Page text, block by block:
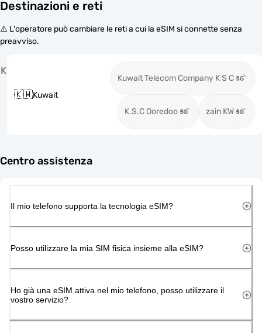
Destinazioni e reti
⚠️ L'operatore può cambiare le reti a cui la eSIM si connette senza
preavviso.
K
🇰🇼Kuwait
Kuwait Telecom Company K S C
K.S.C Ooredoo zain KW
Centro assistenza
Il mio telefono supporta la tecnologia eSIM?
Posso utilizzare la mia SIM fisica insieme alla eSIM?
Ho già una eSIM attiva nel mio telefono, posso utilizzare il
vostro servizio?